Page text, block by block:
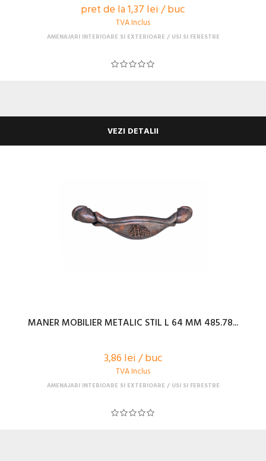
pret de la 1,37 lei / buc
TVA Inclus
AMENAJARI INTERIOARE SI EXTERIOARE USI SI FERESTRE
VEZI DETALII
MANER MOBILIER METALIC STIL L 64 MM 485.78...
3,86 lei / buc
TVA Inclus
AMENAJARI INTERIOARE SI EXTERIOARE USI SI FERESTRE